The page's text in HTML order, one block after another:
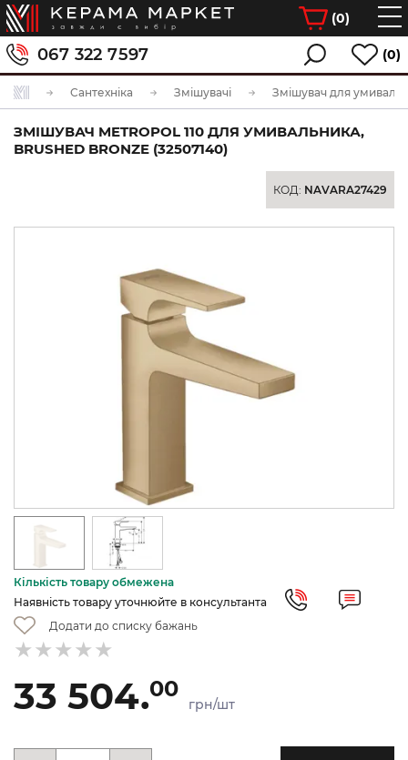
(0)
067 322 7597 (0)
Сантехніка Змішувачі Змішувач для
ЗМІШУВАЧ METROPOL 110 ДЛЯ УМИВАЛЬНИКА,
BRUSHED BRONZE (32507140)
КОД: NAVARA27429
Кількість товару обмежена
Наявність товару уточнюйте в консультанта
Додати до списку бажань
33 504.00
грн/шт